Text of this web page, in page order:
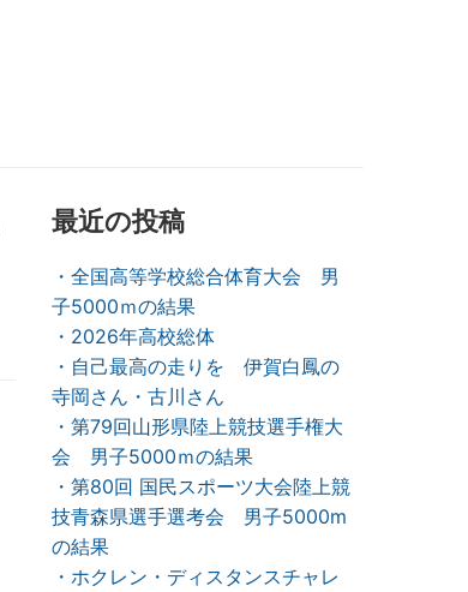
最近の投稿
・全国高等学校総合体育大会 男
子5000ｍの結果
・2026年高校総体
・自己最高の走りを 伊賀白鳳の
寺岡さん・古川さん
・第79回山形県陸上競技選手権大
会 男子5000ｍの結果
・第80回 国民スポーツ大会陸上競
技青森県選手選考会 男子5000m
の結果
・ホクレン・ディスタンスチャレ